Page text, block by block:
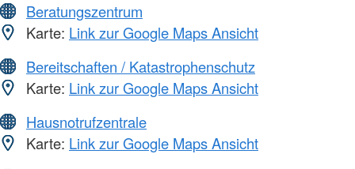
Beratungszentrum
Karte: Link zur Google Maps Ansicht
Bereitschaften / Katastrophenschutz
Karte: Link zur Google Maps Ansicht
Hausnotrufzentrale
Karte: Link zur Google Maps Ansicht